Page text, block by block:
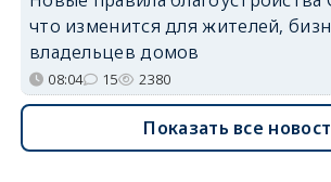
что изменится для жителей,
владельцев домов
08:04 15 2380
Показать все